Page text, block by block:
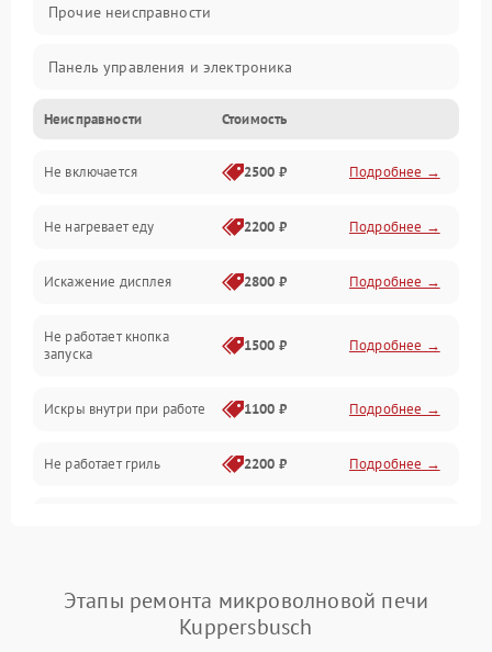
Прочие неисправности
Панель управления и электроника
Дверца и корпус
Механика и внутренние элементы
Механические повреждения
Питание и запуск
Нагрев и приготовление
Программное обеспечение
Неисправности Стоимость
Не включается 2500 ₽ Подробнее →
Не нагревает еду 2200 ₽ Подробнее →
Искажение дисплея 2800 ₽ Подробнее →
Не работает кнопка
запуска
1500 ₽ Подробнее →
Искры внутри при работе 1100 ₽ Подробнее →
Не работает гриль 2200 ₽ Подробнее →
Появление запаха гари Подробнее →
Этапы ремонта микроволновой печи
Kuppersbusch